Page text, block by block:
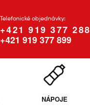
Telefonické objednávky:
+421 919 377 288
+421 919 377 899
NÁPOJE